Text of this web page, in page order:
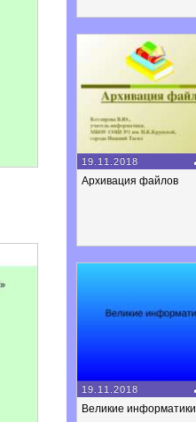
19.11.2018
Архивация файлов
19.11.2018
Великие информатики